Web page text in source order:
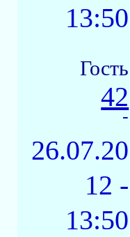
13:50
Гость
42
-
26.07.20
12 -
13:50